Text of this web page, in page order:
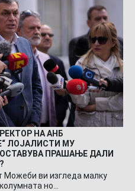
НА АНБ
ЛОЈАЛИСТИ МУ
ПРАШАЊЕ ДАЛИ
Можеби ви изгледа малку
но…